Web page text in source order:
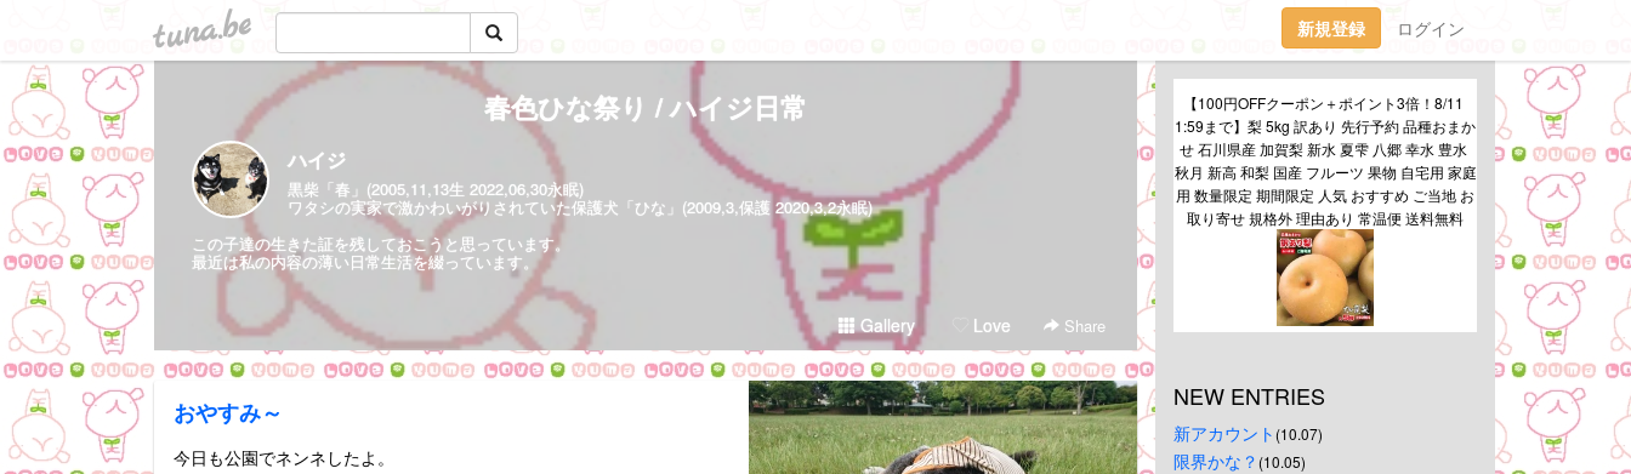
tuna.be 新規登録 ログイン
春色ひな祭り / ハイジ日常
ハイジ
黒柴「春」(2005,11,13生 2022,06,30永眠)
ワタシの実家で激かわいがりされていた保護犬「ひな」(2009,3,保護 2020,3,2永眠)
この子達の生きた証を残しておこうと思っています。
最近は私の内容の薄い日常生活を綴っています。
Gallery Love Share
おやすみ～
今日も公園でネンネしたよ。
【100円OFFクーポン＋ポイント3倍！8/11
1:59まで】梨 5kg 訳あり 先行予約 品種おまか
せ 石川県産 加賀梨 新水 夏雫 八郷 幸水 豊水
秋月 新高 和梨 国産 フルーツ 果物 自宅用 家庭
用 数量限定 期間限定 人気 おすすめ ご当地 お
取り寄せ 規格外 理由あり 常温便 送料無料
NEW ENTRIES
新アカウント (10.07)
限界かな？ (10.05)